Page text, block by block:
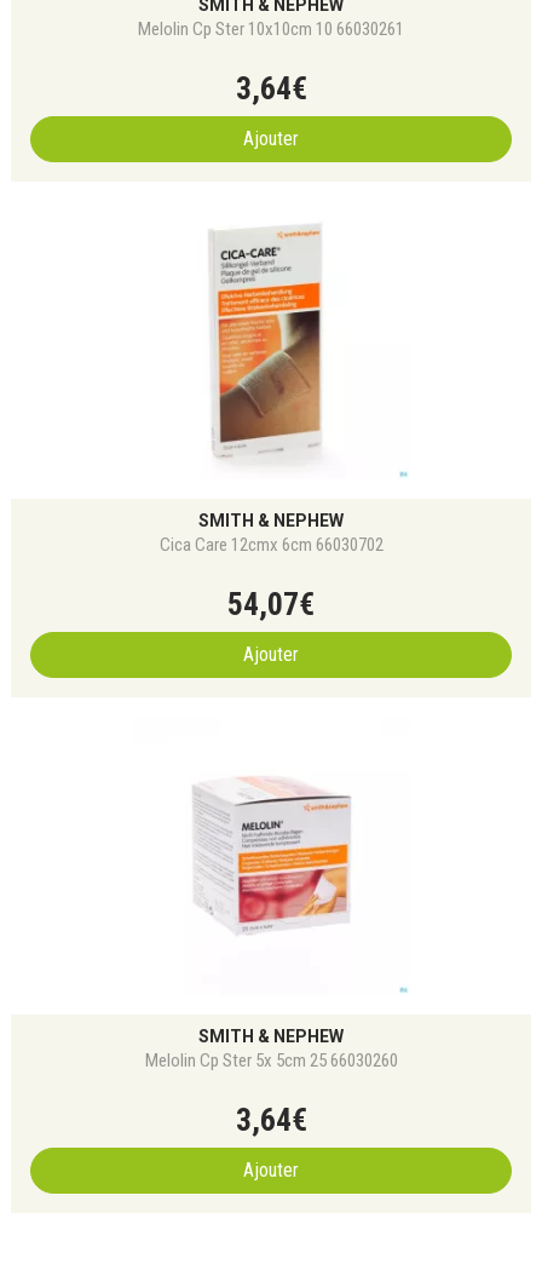
SMITH & NEPHEW
Melolin Cp Ster 10x10cm 10 66030261
3,64€
Ajouter
SMITH & NEPHEW
Cica Care 12cmx 6cm 66030702
54,07€
Ajouter
SMITH & NEPHEW
Melolin Cp Ster 5x 5cm 25 66030260
3,64€
Ajouter